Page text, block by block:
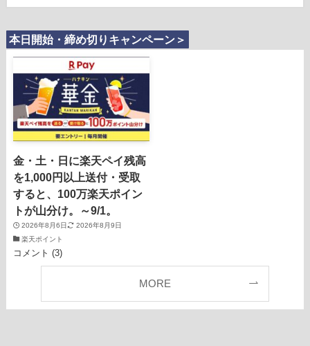
本日開始・締め切りキャンペーン＞
金・土・日に楽天ペイ残高
を1,000円以上送付・受取
すると、100万楽天ポイン
トが山分け。～9/1。
2026年8月6日
2026年8月9日
楽天ポイント
コメント (3)
MORE